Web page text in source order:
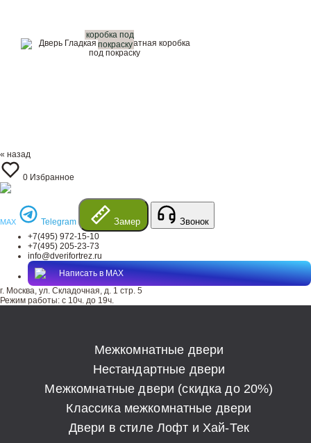
коробка под
покраску
« назад
0 Избранное
MAX Telegram Замер Звонок
+7(495) 972-15-10
+7(495) 205-23-73
info@dverifortrez.ru
Написать в MAX
г. Москва, ул. Складочная, д. 1 стр. 5
Режим работы: с 10ч. до 19ч.
Межкомнатные двери
Нестандартные двери
Межкомнатные двери (скидка до 20%)
Классика межкомнатные двери
Двери в стиле Лофт и Хай-Тек